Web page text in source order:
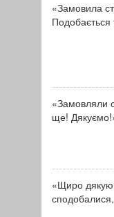
«Замовила
«Замовляли
ще!
«Щиро дякую